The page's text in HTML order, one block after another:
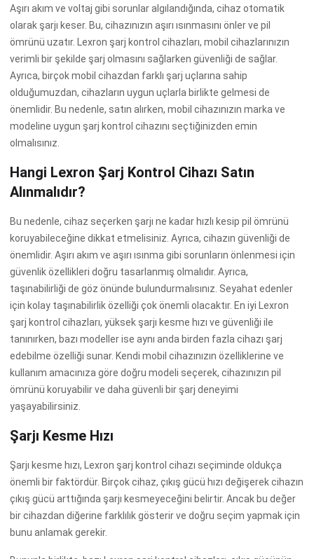
Aşırı akım ve voltaj gibi sorunlar algılandığında, cihaz otomatik
olarak şarjı keser. Bu, cihazınızın aşırı ısınmasını önler ve pil
ömrünü uzatır. Lexron şarj kontrol cihazları, mobil cihazlarınızın
verimli bir şekilde şarj olmasını sağlarken güvenliği de sağlar.
Ayrıca, birçok mobil cihazdan farklı şarj uçlarına sahip
olduğumuzdan, cihazların uygun uçlarla birlikte gelmesi de
önemlidir. Bu nedenle, satın alırken, mobil cihazınızın marka ve
modeline uygun şarj kontrol cihazını seçtiğinizden emin
olmalısınız.
Hangi Lexron Şarj Kontrol Cihazı Satın
Alınmalıdır?
Bu nedenle, cihaz seçerken şarjı ne kadar hızlı kesip pil ömrünü
koruyabileceğine dikkat etmelisiniz. Ayrıca, cihazın güvenliği de
önemlidir. Aşırı akım ve aşırı ısınma gibi sorunların önlenmesi için
güvenlik özellikleri doğru tasarlanmış olmalıdır. Ayrıca,
taşınabilirliği de göz önünde bulundurmalısınız. Seyahat edenler
için kolay taşınabilirlik özelliği çok önemli olacaktır. En iyi Lexron
şarj kontrol cihazları, yüksek şarjı kesme hızı ve güvenliği ile
tanınırken, bazı modeller ise aynı anda birden fazla cihazı şarj
edebilme özelliği sunar. Kendi mobil cihazınızın özelliklerine ve
kullanım amacınıza göre doğru modeli seçerek, cihazınızın pil
ömrünü koruyabilir ve daha güvenli bir şarj deneyimi
yaşayabilirsiniz.
Şarjı Kesme Hızı
Şarjı kesme hızı, Lexron şarj kontrol cihazı seçiminde oldukça
önemli bir faktördür. Birçok cihaz, çıkış gücü hızı değişerek cihazın
çıkış gücü arttığında şarjı kesmeyeceğini belirtir. Ancak bu değer
bir cihazdan diğerine farklılık gösterir ve doğru seçim yapmak için
bunu anlamak gerekir.